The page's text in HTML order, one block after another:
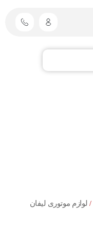
/ لوازم موتوری لیفان